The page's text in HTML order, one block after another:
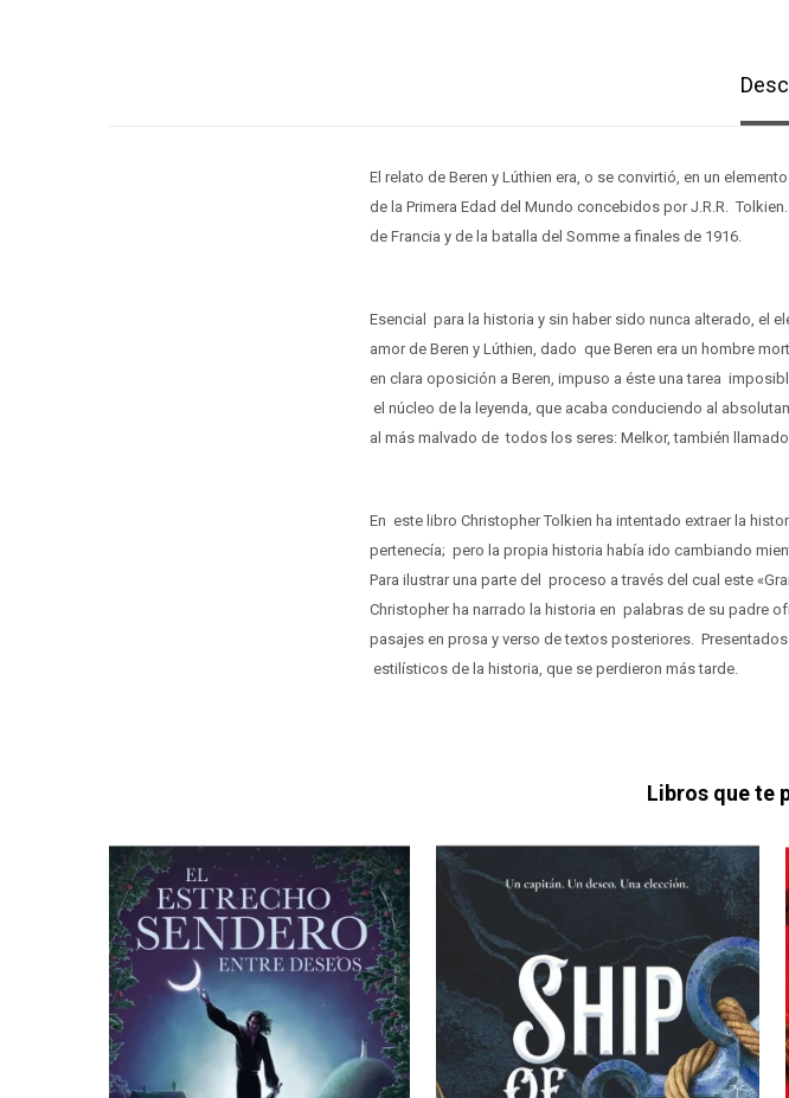
El relato de Beren y Lúthien era, o se convirtió, en un
de la Primera Edad del Mundo concebidos por J.R.R.
de Francia y de la batalla del Somme a finales de 1916.
Esencial para la historia y sin haber sido nunca alterado, el
amor de Beren y Lúthien, dado que Beren era un hombre
en clara oposición a Beren, impuso a éste una tarea
el núcleo de la leyenda, que acaba conduciendo al
al más malvado de todos los seres: Melkor, también
En este libro Christopher Tolkien ha intentado extraer la
pertenecía; pero la propia historia había ido cambiando
Para ilustrar una parte del proceso a través del cual este
Christopher ha narrado la historia en palabras de su padre
pasajes en prosa y verso de textos posteriores.
estilísticos de la historia, que se perdieron más tarde.
Libros que te